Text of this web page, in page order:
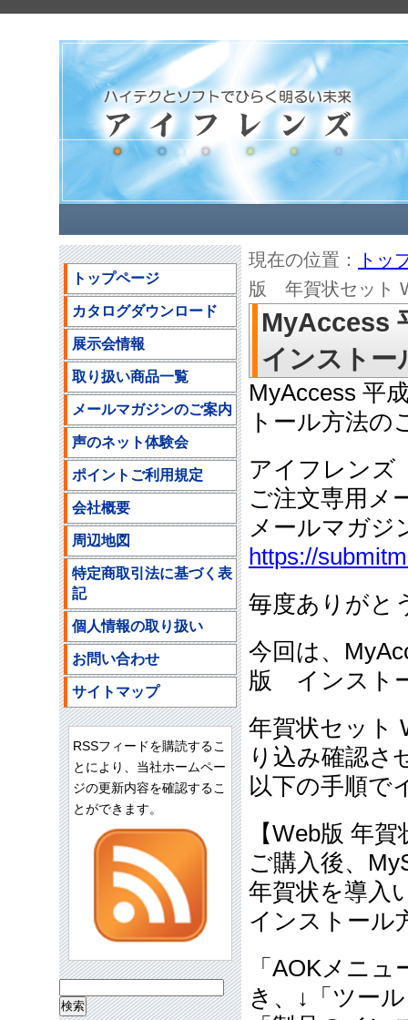
現在の位置：
トッ
版 年賀状セット
MyAccess
インストー
MyAccess 平
トール方法の
アイフレン
ご注文専用
メールマガジ
https://
毎度ありがと
今回は、
版 インスト
年賀状セット
り込み確認さ
以下の手順で
【Web版 年
ご購入後、
年賀状を導入
インストール
「AOKメニ
き、↓「ツー
トップページ
カタログダウンロード
展示会情報
取り扱い商品一覧
メールマガジンのご案内
声のネット体験会
ポイントご利用規定
会社概要
周辺地図
特定商取引法に基づく表
記
個人情報の取り扱い
お問い合わせ
サイトマップ
RSSフィードを購読するこ
とにより、当社ホームペー
ジの更新内容を確認するこ
とができます。
索: